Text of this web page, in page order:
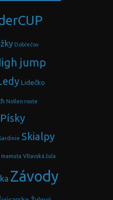
Dobřečov
jump
Lidečko
Nollen route
Písky
Skialpy
mamuta Vltavská žula
Závody